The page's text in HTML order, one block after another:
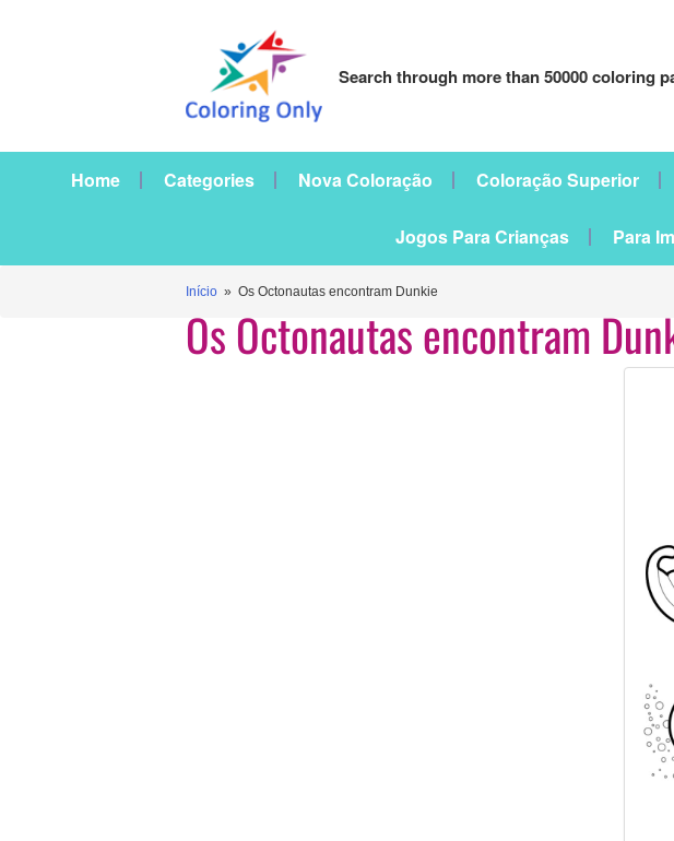
Search through more than 50000 coloring
Home Categories Nova Coloração Coloração Superior
Jogos Para Crianças Para
Início » Os Octonautas encontram Dunkie
Os Octonautas encontram